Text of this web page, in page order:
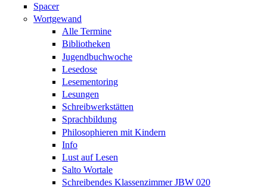
Spacer
Wortgewand
Alle Termine
Bibliotheken
Jugendbuchwoche
Lesedose
Lesementoring
Lesungen
Schreibwerkstätten
Sprachbildung
Philosophieren mit Kindern
Info
Lust auf Lesen
Salto Wortale
Schreibendes Klassenzimmer JBW 020